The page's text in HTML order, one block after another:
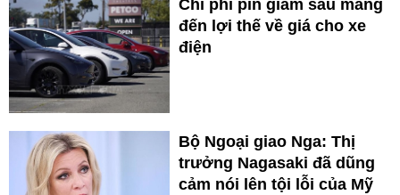
Chi phí pin giảm sâu mang
đến lợi thế về giá cho xe
điện
Bộ Ngoại giao Nga: Thị
trưởng Nagasaki đã dũng
cảm nói lên tội lỗi của Mỹ